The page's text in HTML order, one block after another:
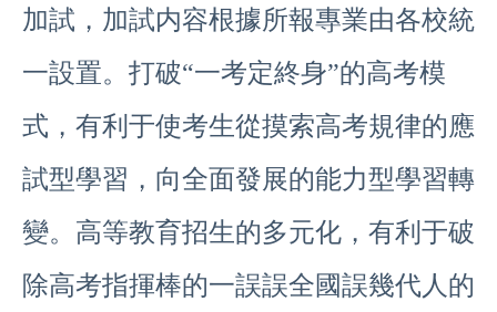
加試，加試内容根據所報專業由各校統
一設置。打破“一考定終身”的高考模
式，有利于使考生從摸索高考規律的應
試型學習，向全面發展的能力型學習轉
變。高等教育招生的多元化，有利于破
除高考指揮棒的一誤誤全國誤幾代人的